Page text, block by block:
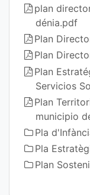
plan
dénia.pdf
Plan
Plan
Plan
Servicios
Plan
municipio
Pla
Pla
Plan